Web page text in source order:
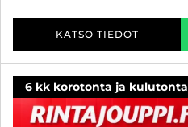
KATSO TIEDOT
6 kk korotonta ja kulutonta